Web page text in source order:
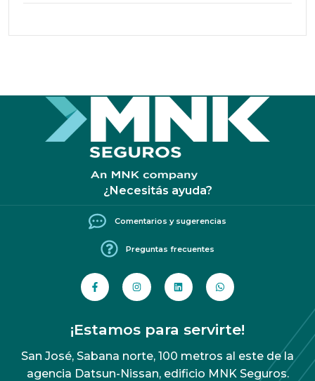
¿Necesitás ayuda?
Comentarios y sugerencias
Preguntas frecuentes
¡Estamos para servirte!
San José, Sabana norte, 100 metros al este de la
agencia Datsun-Nissan, edificio MNK Seguros.